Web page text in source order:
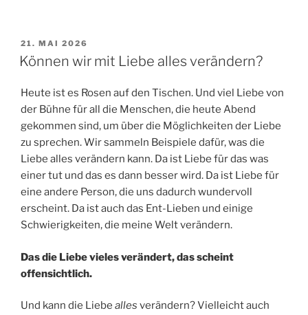
VERÖFFENTLICHT
AM
21. MAI 2026
Können wir mit Liebe alles verändern?
Heute ist es Rosen auf den Tischen. Und viel Liebe von
der Bühne für all die Menschen, die heute Abend
gekommen sind, um über die Möglichkeiten der Liebe
zu sprechen. Wir sammeln Beispiele dafür, was die
Liebe alles verändern kann. Da ist Liebe für das was
einer tut und das es dann besser wird. Da ist Liebe für
eine andere Person, die uns dadurch wundervoll
erscheint. Da ist auch das Ent-Lieben und einige
Schwierigkeiten, die meine Welt verändern.
Das die Liebe vieles verändert, das scheint
offensichtlich.
Und kann die Liebe alles verändern? Vielleicht auch